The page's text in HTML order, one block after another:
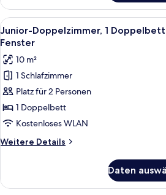
Zweibettzimmer,
2 Einzelbetten
Alle
Fotos
für
Junior-
Doppelzimmer,
1
Doppelbett,
Nichtraucher,
ohne
Fenster
Ein
4
Junior-Doppelzimmer, 1
Fenster
10 m²
1 Schlafzimmer
Platz für 2 Personen
1 Doppelbett
Kostenloses WLAN
Weitere Details
Weitere
Doppelzimmer,
Daten